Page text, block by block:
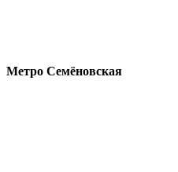
Метро Семёновская